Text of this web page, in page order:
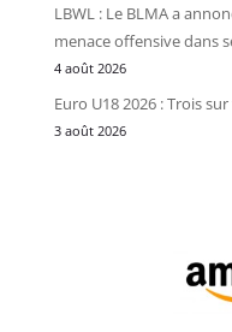
LBWL : Le BLMA a
menace offensive dans
4 août 2026
Euro U18 2026 : Trois
3 août 2026